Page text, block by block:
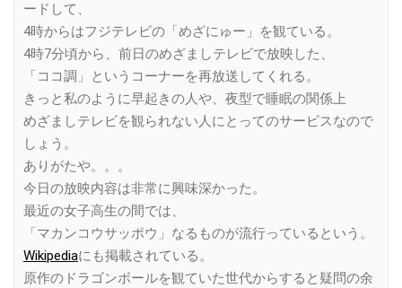
ードして、
4時からはフジテレビの「めざにゅー」を観ている。
4時7分頃から、前日のめざましテレビで放映した、
「ココ調」というコーナーを再放送してくれる。
きっと私のように早起きの人や、夜型で睡眠の関係上
めざましテレビを観られない人にとってのサービスなので
しょう。
ありがたや。。。
今日の放映内容は非常に興味深かった。
最近の女子高生の間では、
「マカンコウサッポウ」なるものが流行っているという。
Wikipediaにも掲載されている。
原作のドラゴンボールを観ていた世代からすると疑問の余